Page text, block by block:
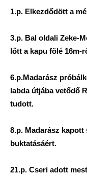
1.p. Elkezdődött a
3.p. Bal oldali Zeke-
lőtt a kapu fölé 16m-
6.p.Madarász
labda útjába vetődő
tudott.
8.p. Madarász
buktatásáért.
21.p. Cseri adott